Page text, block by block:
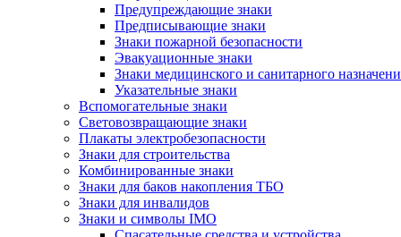
Предупреждающие знаки
Предписывающие знаки
Знаки пожарной безопасности
Эвакуационные знаки
Знаки медицинского и санитарного
Указательные знаки
Вспомогательные знаки
Световозвращающие знаки
Плакаты электробезопасности
Знаки для строительства
Комбинированные знаки
Знаки для баков накопления ТБО
Знаки для инвалидов
Знаки и символы IMO